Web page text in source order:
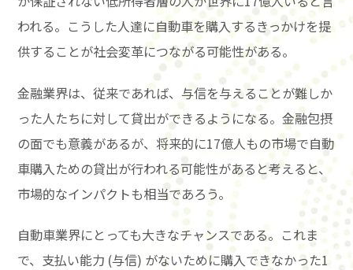
われる。こうした人達に自動車を購入するきっかけを提
供することが社会変革につながる可能性がある。
金融業界は、従来であれば、与信を与えることが難しか
った人たちに対して貸出ができるようになる。金融包摂
の面でも意義があるが、将来的に17億人もの市場で自動
車購入ための貸出が行われる可能性があると考えると、
市場的なインパクトも相当であろう。
自動車業界にとっても大きなチャンスである。これま
で、支払い能力 (与信) がないために購入できなかった1